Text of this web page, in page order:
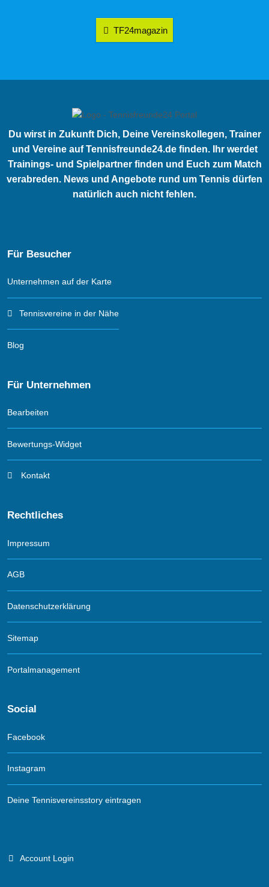
TF24magazin
Du wirst in Zukunft Dich, Deine Vereinskollegen, Trainer
und Vereine auf Tennisfreunde24.de finden. Ihr werdet
Trainings- und Spielpartner finden und Euch zum Match
verabreden. News und Angebote rund um Tennis dürfen
natürlich auch nicht fehlen.
Für Besucher
Unternehmen auf der Karte
Tennisvereine in der Nähe
Blog
Für Unternehmen
Bearbeiten
Bewertungs-Widget
Kontakt
Rechtliches
Impressum
AGB
Datenschutzerklärung
Sitemap
Portalmanagement
Social
Facebook
Instagram
Deine Tennisvereinsstory eintragen
Account Login